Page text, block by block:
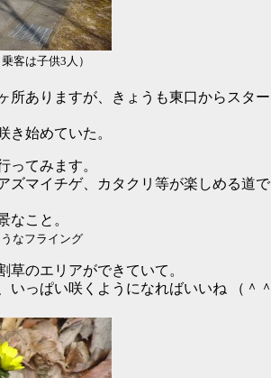
客は子供3人）
所ありますが、きょうも東口からスター
き始めていた。
ってみます。
ズマイチゲ、カタクリ等が楽しめる道で
なこと。
なフライング
草のエリアができていて。
いっぱい咲くようになればいいね （＾＾